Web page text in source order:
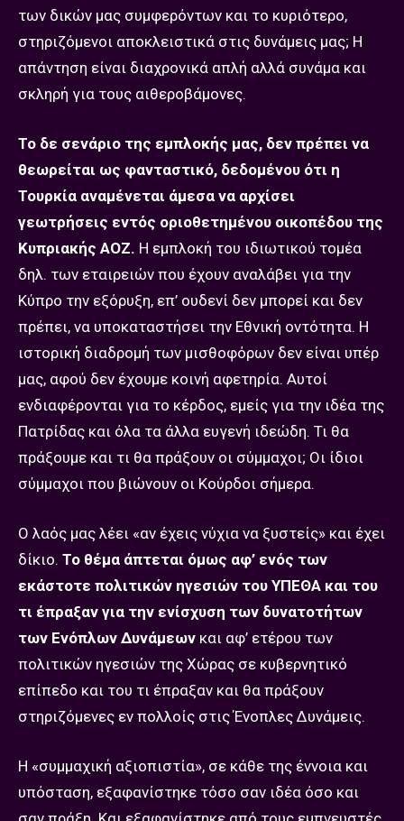
των δικών μας συμφερόντων και το κυριότερο,
στηριζόμενοι αποκλειστικά στις δυνάμεις μας; Η
απάντηση είναι διαχρονικά απλή αλλά συνάμα και
σκληρή για τους αιθεροβάμονες.
Το δε σενάριο της εμπλοκής μας, δεν πρέπει να
θεωρείται ως φανταστικό, δεδομένου ότι η
Τουρκία αναμένεται άμεσα να αρχίσει
γεωτρήσεις εντός οριοθετημένου οικοπέδου της
Κυπριακής ΑΟΖ. Η εμπλοκή του ιδιωτικού τομέα
δηλ. των εταιρειών που έχουν αναλάβει για την
Κύπρο την εξόρυξη, επ’ ουδενί δεν μπορεί και δεν
πρέπει, να υποκαταστήσει την Εθνική οντότητα. Η
ιστορική διαδρομή των μισθοφόρων δεν είναι υπέρ
μας, αφού δεν έχουμε κοινή αφετηρία. Αυτοί
ενδιαφέρονται για το κέρδος, εμείς για την ιδέα της
Πατρίδας και όλα τα άλλα ευγενή ιδεώδη. Τι θα
πράξουμε και τι θα πράξουν οι σύμμαχοι; Οι ίδιοι
σύμμαχοι που βιώνουν οι Κούρδοι σήμερα.
Ο λαός μας λέει «αν έχεις νύχια να ξυστείς» και έχει
δίκιο. Το θέμα άπτεται όμως αφ’ ενός των
εκάστοτε πολιτικών ηγεσιών του ΥΠΕΘΑ και του
τι έπραξαν για την ενίσχυση των δυνατοτήτων
των Ενόπλων Δυνάμεων και αφ’ ετέρου των
πολιτικών ηγεσιών της Χώρας σε κυβερνητικό
επίπεδο και του τι έπραξαν και θα πράξουν
στηριζόμενες εν πολλοίς στις Ένοπλες Δυνάμεις.
Η «συμμαχική αξιοπιστία», σε κάθε της έννοια και
υπόσταση, εξαφανίστηκε τόσο σαν ιδέα όσο και